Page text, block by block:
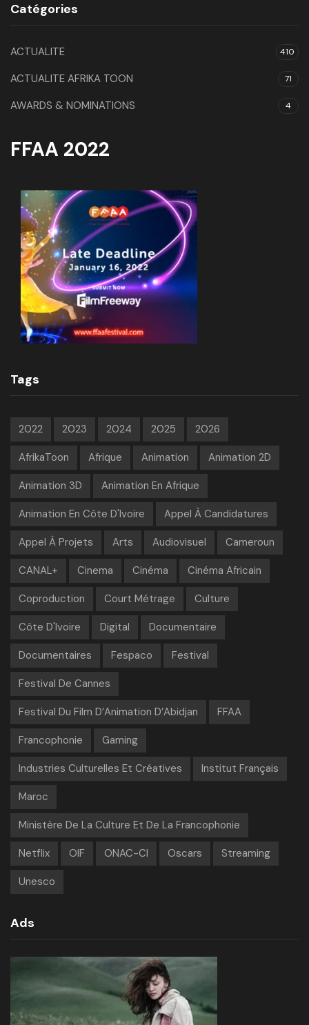
Catégories
ACTUALITE 410
ACTUALITE AFRIKA TOON 71
AWARDS & NOMINATIONS 4
FFAA 2022
Tags
2022 2023 2024 2025 2026
AfrikaToon Afrique Animation Animation 2D
Animation 3D Animation En Afrique
Animation En Côte D'Ivoire Appel À Candidatures
Appel À Projets Arts Audiovisuel Cameroun
CANAL+ Cinema Cinéma Cinéma Africain
Coproduction Court Métrage Culture
Côte D'Ivoire Digital Documentaire
Documentaires Fespaco Festival
Festival De Cannes
Festival Du Film D’Animation D’Abidjan FFAA
Francophonie Gaming
Industries Culturelles Et Créatives Institut Français
Maroc
Ministère De La Culture Et De La Francophonie
Netflix OIF ONAC-CI Oscars Streaming
Unesco
Ads